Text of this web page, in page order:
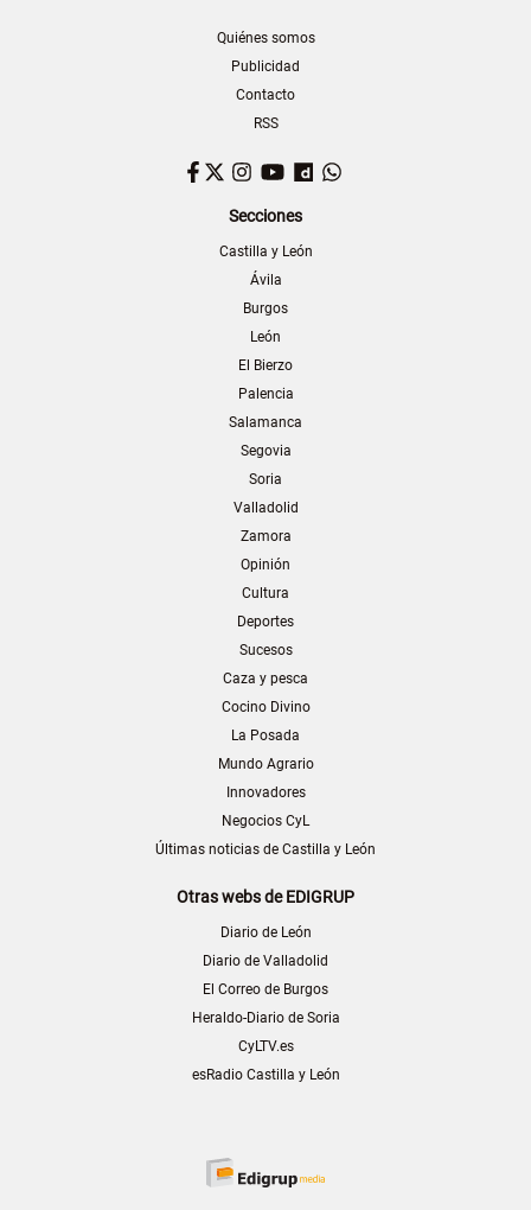
Quiénes somos
Publicidad
Contacto
RSS
Facebook
TwitterInstagram
YouTubeDailymotion
Secciones
Castilla y León
Ávila
Burgos
León
El Bierzo
Palencia
Salamanca
Segovia
Soria
Valladolid
Zamora
Opinión
Cultura
Deportes
Sucesos
Caza y pesca
Cocino Divino
La Posada
Mundo Agrario
Innovadores
Negocios CyL
Últimas noticias de Castilla y León
Otras webs de EDIGRUP
Diario de León
Diario de Valladolid
El Correo de Burgos
Heraldo-Diario de Soria
CyLTV.es
esRadio Castilla y León